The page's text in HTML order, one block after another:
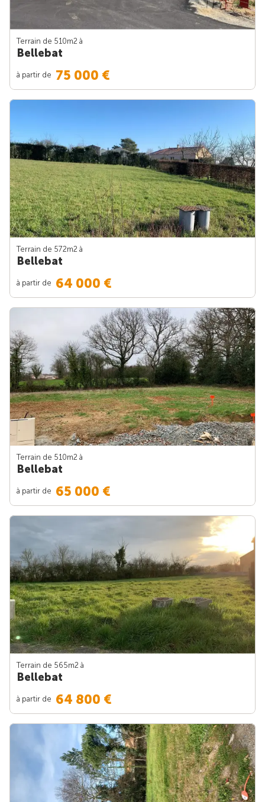
Terrain de 510m2 à
Bellebat
à partir de 75 000 €
Terrain de 572m2 à
Bellebat
à partir de 64 000 €
Terrain de 510m2 à
Bellebat
à partir de 65 000 €
Terrain de 565m2 à
Bellebat
à partir de 64 800 €